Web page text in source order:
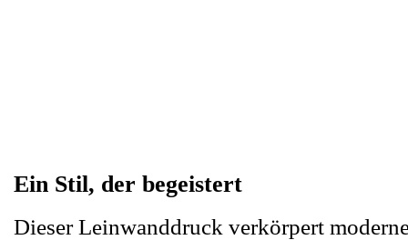
Ein Stil, der begeistert
Dieser Leinwanddruck verkörpert